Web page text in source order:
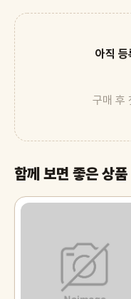
아직 등
구매 후
함께 보면 좋은 상품